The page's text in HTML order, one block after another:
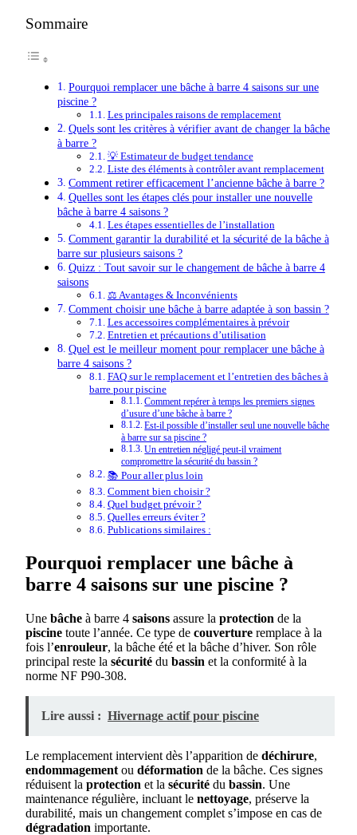
Sommaire
Pourquoi remplacer une bâche à barre 4 saisons sur une
piscine ?
Les principales raisons de remplacement
Quels sont les critères à vérifier avant de changer la bâche
à barre ?
💡 Estimateur de budget tendance
Liste des éléments à contrôler avant remplacement
Comment retirer efficacement l’ancienne bâche à barre ?
Quelles sont les étapes clés pour installer une nouvelle
bâche à barre 4 saisons ?
Les étapes essentielles de l’installation
Comment garantir la durabilité et la sécurité de la bâche à
barre sur plusieurs saisons ?
Quizz : Tout savoir sur le changement de bâche à barre 4
saisons
⚖️ Avantages & Inconvénients
Comment choisir une bâche à barre adaptée à son bassin ?
Les accessoires complémentaires à prévoir
Entretien et précautions d’utilisation
Quel est le meilleur moment pour remplacer une bâche à
barre 4 saisons ?
FAQ sur le remplacement et l’entretien des bâches à
barre pour piscine
Comment repérer à temps les premiers signes
d’usure d’une bâche à barre ?
Est-il possible d’installer seul une nouvelle bâche
à barre sur sa piscine ?
Un entretien négligé peut-il vraiment
compromettre la sécurité du bassin ?
📚 Pour aller plus loin
Comment bien choisir ?
Quel budget prévoir ?
Quelles erreurs éviter ?
Publications similaires :
Pourquoi remplacer une bâche à
barre 4 saisons sur une piscine ?
Une bâche à barre 4 saisons assure la protection de la
piscine toute l’année. Ce type de couverture remplace à la
fois l’enrouleur, la bâche été et la bâche d’hiver. Son rôle
principal reste la sécurité du bassin et la conformité à la
norme NF P90-308.
Lire aussi : Hivernage actif pour piscine
Le remplacement intervient dès l’apparition de déchirure,
endommagement ou déformation de la bâche. Ces signes
réduisent la protection et la sécurité du bassin. Une
maintenance régulière, incluant le nettoyage, préserve la
durabilité, mais un changement complet s’impose en cas de
dégradation importante.